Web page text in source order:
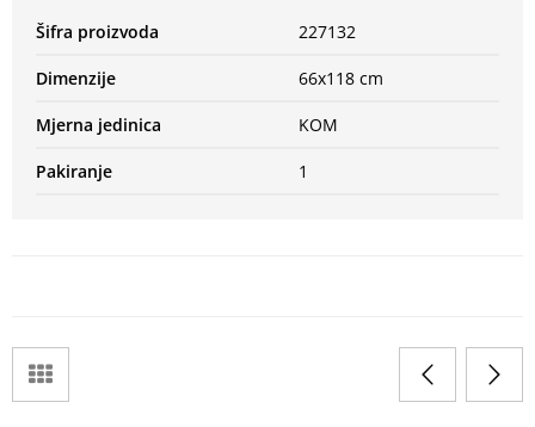
Šifra proizvoda 227132
Dimenzije 66x118 cm
Mjerna jedinica KOM
Pakiranje 1